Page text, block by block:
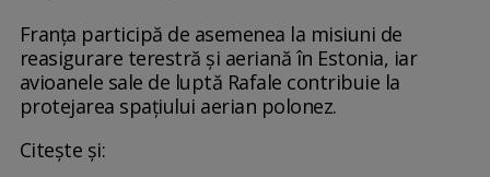
Franţa participă de asemenea la misiuni de
reasigurare terestră şi aeriană în Estonia, iar
avioanele sale de luptă Rafale contribuie la
protejarea spaţiului aerian polonez.
Citește și: